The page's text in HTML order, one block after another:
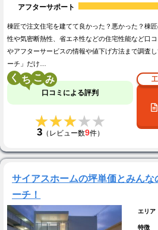
アフターサポート
棟匠で注文住宅を建てて良かった？悪かった？棟
性や気密断熱性、省エネ性などの住宅性能など口
やアフターサービスの情報や値下げ方法まで調査
ーチ」だけ…
く こ
口コミによる評判
★★★★★
★★★★★
3（レビュー数9件）
サイアスホームの坪単価とみん
ーチ！
エリア
特徴